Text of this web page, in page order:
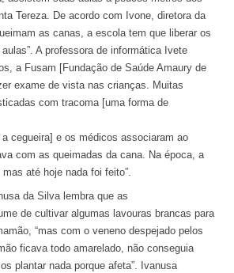
Tereza. De acordo com Ivone, diretora da
as canas, a escola tem que liberar os
A professora de informática Ivete
a Fusam [Fundação de Saúde Amaury de
exame de vista nas crianças. Muitas
com tracoma [uma forma de
cegueira] e os médicos associaram ao
com as queimadas da cana. Na época, a
até hoje nada foi feito”.
da Silva lembra que as
de cultivar algumas lavouras brancas para
“mas com o veneno despejado pelos
ficava todo amarelado, não conseguia
plantar nada porque afeta”. Ivanusa